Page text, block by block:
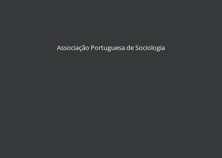
Associação Portuguesa de Sociologia